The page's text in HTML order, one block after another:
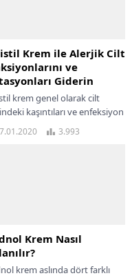
Krem ile Alerjik Cilt
ve
Giderin
krem genel olarak cilt
kaşıntıları ve enfeksiyon
tedavi etmeye yönelik
Birçok farklı cilt
3.993
Krem Nasıl
krem aslında dört farklı